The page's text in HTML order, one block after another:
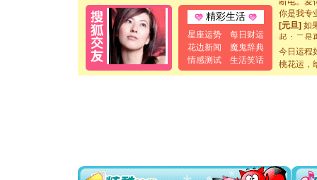
精彩生活
星座运势
每日财运
花边新闻
魔鬼辞典
情感测试
生活笑话
你是我专
[元旦]如
起；二是
离。水晶
[元旦]当
泣，这痛
卖了。水
你太多，
今日运程
桃花运，